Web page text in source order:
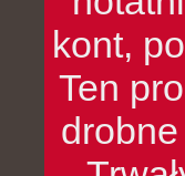
kont,
Ten